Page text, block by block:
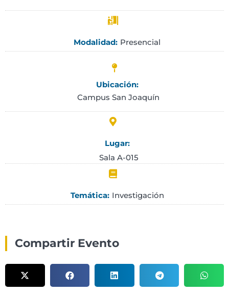
Modalidad: Presencial
Ubicación:
Campus San Joaquín
Lugar:
Sala A-015
Temática: Investigación
Compartir Evento